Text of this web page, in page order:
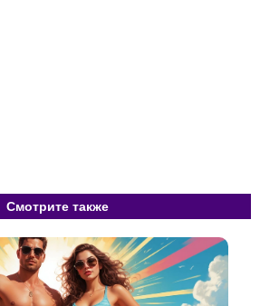
Смотрите также